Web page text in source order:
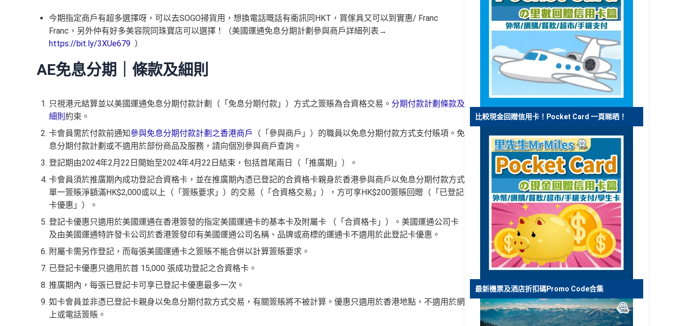
💰迎新總計
完成所有條件 (總簽賬 HK$30,000：包括 HK$2
590,500 AE積分(可兌換 3
2,805 里數)
條款寫合資格迎新簽賬積分將於簽賬後8個星期內
存入，但實測過係簽賬後3日內就入到！超快手趕住要里數的話用AE Ex
plorer就啱晒！
首年免年費，其後每年HK$2,200(收咗打去要求免，有得傾的)
所以可以放心簽。
#每1里賞金 ≈ HK$1，可兌換FPS轉數快回贈！詳情MrMiles.hk/mmcredit AE Explorer Card優點
最新已經加埋 Intervals(小食飲品套餐) 可以去Roots98 或 Lee Fa Yuen Express到攞份餐
留意AE Explorer可以用既Lounge唔係AE Centurion Lounge而係環亞機場貴賓室
每年簽賬達HK$150,000，可獲豁免下年度HK$2,200之基本卡會籍年費，亦可繼續使用首2張附屬卡而無須繳
AE積分無限期，AE積分可兌換至10間航空公司夥伴之飛行里數（
s、Finnair及KrisFlyer等里數計劃都有份：18,000運通積分= 1,000里→AE積分兌換里數
全年積分獎賞
76萬積
分簽賬
迎新
首6個月內累積簽賬滿HK$6萬有32萬積分於第15至17個月期間，進行一次任何金額的合資格簽賬再有
額外32萬積分本地簽賬2X積分，簽賬HK$60,000再有額外12萬積分 申請連結：MrMiles.hk/ae-charge-a
pply/
88里賞
金#
申請完填FormMrMiles.hk/ap-form
金）
以上加總，迎新有760,000 AE積分(相等於42,222里數)+HK$50簽賬回贈 ，獎賞由AE直接存入。同埋有 88里賞金#(由里
先生派出)， 獎賞將於
新客戶立即申請：MrMiles.hk/ae-charge-application/
現有客戶立即申請：MrMiles.hk/ae-charge-apply/
g再申請：MrMiles.hk/adblock/ ）
#每1里賞金 ≈ HK$1，可兌換FPS轉數快回贈！詳情MrMiles.hk/mmcredit ✅優點
HK$9,500年費已經包晒 AE Explorer 年費
可以無限次入全球AE Lounge(The Centurion Lounge)及免費帶多1個同伴入，除香港機場外其他The Centurion Loun
Amex Platinum Travel Service -
Fine Hotels & Resorts (FHR)識玩又夠運嘅住品牌酒店平過官網不但止仲有得upgra
de套房，免費早餐，Late check out等等benefits
（主卡及附屬卡）星期五係百老匯、PALACE或AMC睇戲買一送一
全年盡享 city’super、LOG-ON 及 cookedDeli97折優惠
積分無限期
每曆年首$120,000簽賬$6=1里
年費要$2,200，即使有
海外簽賬手續費小貴，有2%收費(其他卡做緊1至1.95%)
轉換成飛行里數手續費每次$400
查看更多信用卡詳情及分析...
本地港幣及外幣簽賬無上限現金回贈1.2%
如當面交付保險費用都有1.2%現金回贈！
唔洗煩，簽賬統一1.2%啱晒唔儲里數又唔追優惠嘅朋友
港幣支付外國註册商戶沒有收費及沒有DCC
長期有AE信用卡優惠
❎缺點
網上繳費無回贈
無得儲里數
查看更多信用卡詳情及分析...
MrMiles.hk/ae-essential-apply)
免簽賬，7個工作天內提交所有所需文件批卡即可 HK$100
何由美國運通香港批核的信用卡或簽賬卡之基本卡會員。美國運通保留從卡會員之運通卡賬戶內扣除有關推薦獎賞
及迎新優惠價值之權利而不作事先通知。
如12 個月內取消該卡，按條款話有可能收返迎新
AE Essential年費及年薪要求
年薪要求：HK$120,000/年 (其實學生都批到)
批得好寬鬆！即使年薪未夠都可以試咗先！
年費：永久免年費
亦可繼續使用首2張附屬卡而無須繳付年費
AE Essential特點
Amex唯一一張永久免年費
如用開AE白金卡
今期指定商戶有超多選擇呀，可以去SOGO掃貨用，想換電話嘅話有衞訊同HKT，買傢具又可以到實惠/ Franc
Franc，另外仲有好多美容院同珠寶店可以選擇！（美國運通免息分期計劃參與商戶詳細列表→
https://bit.ly/3XUe679 ）
AE免息分期｜條款及細則
只視港元結算並以美國運通免息分期付款計劃（「免息分期付款」）方式之簽賬為合資格交易。 分期付款計劃條款及
細則 約束。
卡會員需於付款前通知參與免息分期付款計劃之香港商戶
（「參與商戶」）的職員以免息分期付款方式支付賬項。免
息分期付款計劃或不適用於部份商品及服務，請向個別參與商戶查詢。
登記期由2024年2月22日開始至2024年4月22日結束，包括首尾兩日（「推廣期」）。
卡會員須於推廣期內成功登記合資格卡，並在推廣期內憑已登記的合資格卡親身於香港參與商戶以免息分期付款方式
單一簽賬淨額滿HK$2,000或以上（「簽賬要求」）的交易（「合資格交易」），方可享HK$200簽賬回贈（「已登記
卡優惠」）。
登記卡優惠只適用於美國運通在香港簽發的指定美國運通卡的基本卡及附屬卡 （「合資格卡」）。美國運通公司卡
及由美國運通特許發卡公司於香港簽發印有美國運通公司名稱、品牌或商標的運通卡不適用於此登記卡優惠。
附屬卡需另作登記，而每張美國運通卡之簽賬不能合併以計算簽賬要求。
已登記卡優惠只適用於首 15,000 張成功登記之合資格卡。
推廣期內，每張已登記卡可享已登記卡優惠最多一次。
如卡會員並非憑已登記卡親身以免息分期付款方式交易，有關簽賬將不被計算。優惠只適用於香港地點，不適用於網
上或電話簽賬。
比較現金回贈信用卡！Pocket Card 一頁睇晒！
最新機票及酒店折扣碼Promo Code合集